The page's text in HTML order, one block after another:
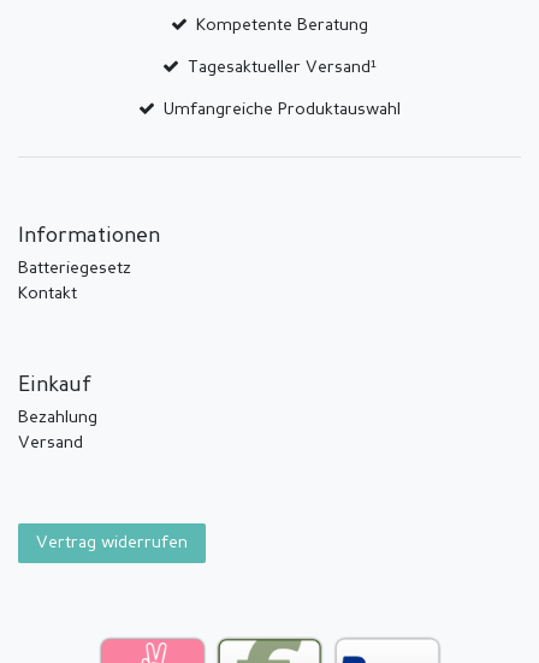
Kompetente Beratung
Tagesaktueller Versand¹
Umfangreiche Produktauswahl
Informationen
Batteriegesetz
Kontakt
Einkauf
Bezahlung
Versand
Vertrag widerrufen